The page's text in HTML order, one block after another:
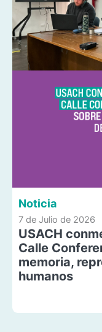
Noticia
7 de Julio de 2026
USACH
Calle
memoria,
humanos